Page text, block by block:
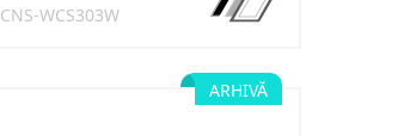
CNS-WCS303W
ARHIVĂ